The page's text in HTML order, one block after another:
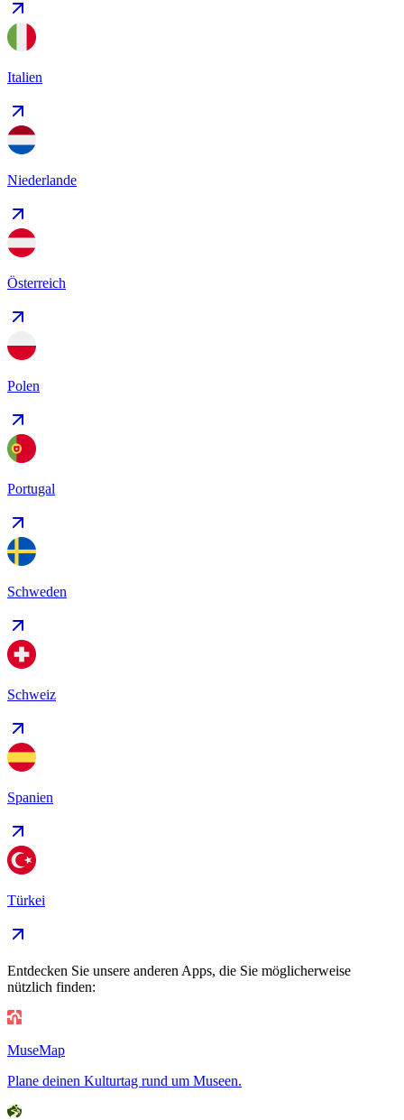
Italien
Niederlande
Österreich
Polen
Portugal
Schweden
Schweiz
Spanien
Türkei
Entdecken Sie unsere anderen Apps, die Sie möglicherweise
nützlich finden:
MuseMap
Plane deinen Kulturtag rund um Museen.